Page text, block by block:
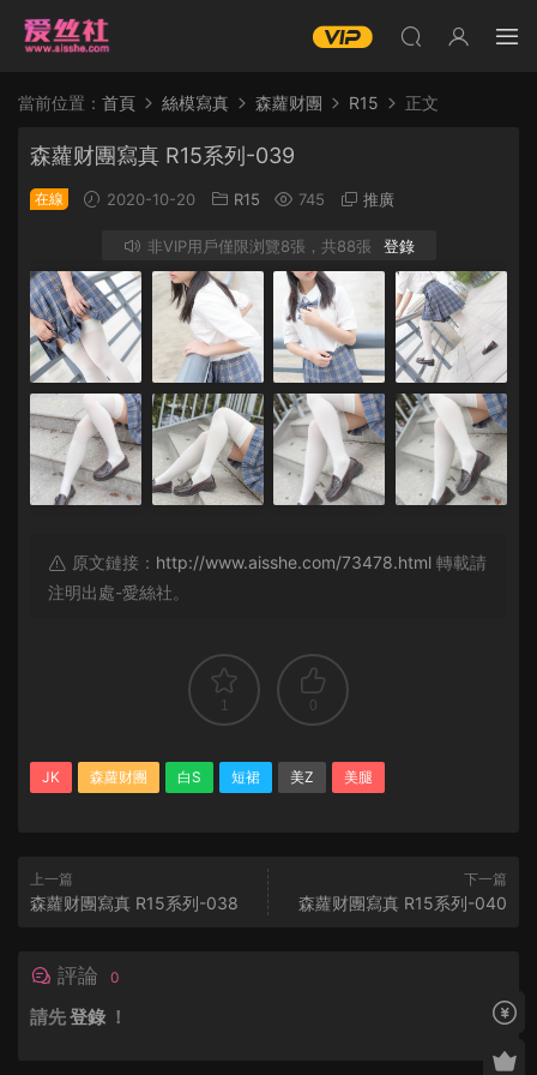
當前位置： 首頁 絲模寫真 森蘿财團 R15 正文
森蘿财團寫真 R15系列-039
在線 2020-10-20 R15 745 推廣
非VIP用戶僅限浏覽8張，共88張 登錄
原文鏈接： http://www.aisshe.com/73478.html 轉載請
注明出處-愛絲社。
1 0
JK 森蘿财團 白S 短裙 美Z 美腿
上一篇
森蘿财團寫真 R15系列-038
下一篇
森蘿财團寫真 R15系列-040
評論 0
請先登錄 ！